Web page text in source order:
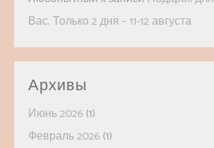
Вас. Только 2 дня – 11-12 августа
Архивы
Июнь 2026(1)
Февраль 2026(1)